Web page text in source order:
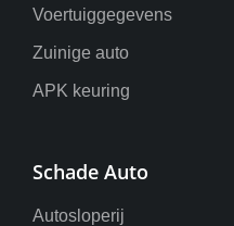
Voertuiggegevens
Zuinige auto
APK keuring
Schade Auto
Autosloperij